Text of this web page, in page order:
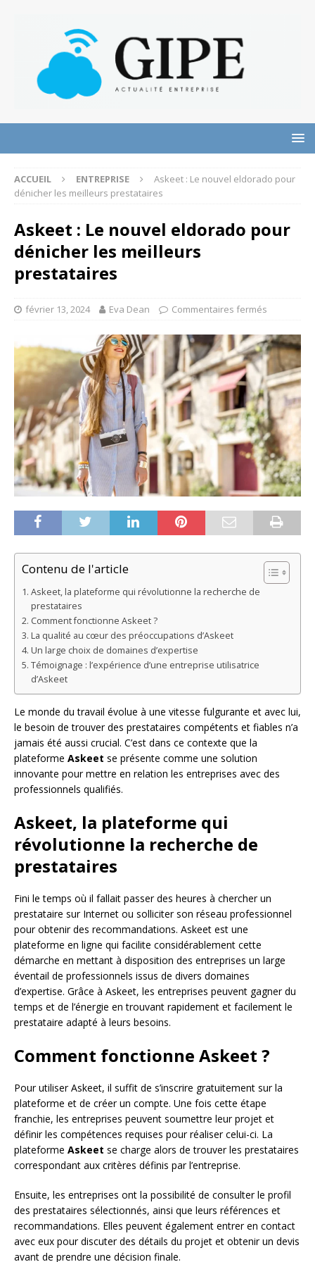
ACCUEIL ENTREPRISE
Askeet : Le nouvel eldorado pour
dénicher les meilleurs prestataires
Askeet : Le nouvel eldorado pour
dénicher les meilleurs
prestataires
février 13, 2024 Eva Dean Commentaires fermés
Contenu de l'article
Askeet, la plateforme qui révolutionne la recherche de
prestataires
Comment fonctionne Askeet ?
La qualité au cœur des préoccupations d’Askeet
Un large choix de domaines d’expertise
Témoignage : l’expérience d’une entreprise utilisatrice
d’Askeet
Le monde du travail évolue à une vitesse fulgurante et avec lui,
le besoin de trouver des prestataires compétents et fiables n’a
jamais été aussi crucial. C’est dans ce contexte que la
plateforme Askeet se présente comme une solution
innovante pour mettre en relation les entreprises avec des
professionnels qualifiés.
Askeet, la plateforme qui
révolutionne la recherche de
prestataires
Fini le temps où il fallait passer des heures à chercher un
prestataire sur Internet ou solliciter son réseau professionnel
pour obtenir des recommandations. Askeet est une
plateforme en ligne qui facilite considérablement cette
démarche en mettant à disposition des entreprises un large
éventail de professionnels issus de divers domaines
d’expertise. Grâce à Askeet, les entreprises peuvent gagner du
temps et de l’énergie en trouvant rapidement et facilement le
prestataire adapté à leurs besoins.
Comment fonctionne Askeet ?
Pour utiliser Askeet, il suffit de s’inscrire gratuitement sur la
plateforme et de créer un compte. Une fois cette étape
franchie, les entreprises peuvent soumettre leur projet et
définir les compétences requises pour réaliser celui-ci. La
plateforme Askeet se charge alors de trouver les prestataires
correspondant aux critères définis par l’entreprise.
Ensuite, les entreprises ont la possibilité de consulter le profil
des prestataires sélectionnés, ainsi que leurs références et
recommandations. Elles peuvent également entrer en contact
avec eux pour discuter des détails du projet et obtenir un devis
avant de prendre une décision finale.